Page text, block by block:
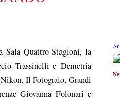
Sala Quattro Stagioni, la
Trassinelli e Demetria
Il Fotografo, Grandi
Giovanna Folonari e